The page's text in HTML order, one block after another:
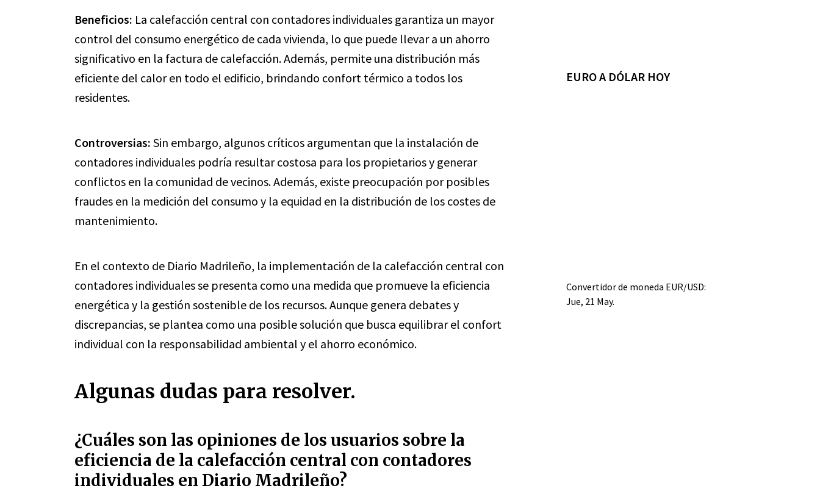
Beneficios: La calefacción central con contadores individuales garantiza un mayor
control del consumo energético de cada vivienda, lo que puede llevar a un ahorro
significativo en la factura de calefacción. Además, permite una distribución más
eficiente del calor en todo el edificio, brindando confort térmico a todos los
residentes.
Controversias: Sin embargo, algunos críticos argumentan que la instalación de
contadores individuales podría resultar costosa para los propietarios y generar
conflictos en la comunidad de vecinos. Además, existe preocupación por posibles
fraudes en la medición del consumo y la equidad en la distribución de los costes de
mantenimiento.
En el contexto de Diario Madrileño, la implementación de la calefacción central con
contadores individuales se presenta como una medida que promueve la eficiencia
energética y la gestión sostenible de los recursos. Aunque genera debates y
discrepancias, se plantea como una posible solución que busca equilibrar el confort
individual con la responsabilidad ambiental y el ahorro económico.
Algunas dudas para resolver.
¿Cuáles son las opiniones de los usuarios sobre la
eficiencia de la calefacción central con contadores
individuales en Diario Madrileño?
EURO A DÓLAR HOY
Convertidor de moneda EUR/USD:
Jue, 21 May.